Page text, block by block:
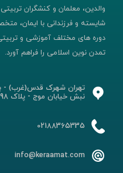
والدین، معلمان و کنشگران
شایسته و فرزندانی با ایمان،
دوره های مختلف آموزشی و
تمدن نوین اسلامی را فراهم آورد.
تهران شهرک قدس(غرب) -
نبش خیابان موج - پلاک 98
02188365335
info@keraamat.com